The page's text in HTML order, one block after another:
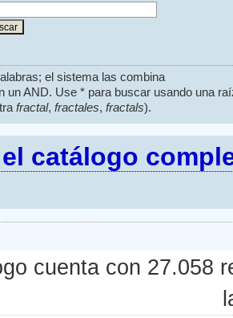
el sistema las combina
un AND. Use * para buscar usando una
fractal, fractales, fractals).
catálogo
cuenta con 27.058